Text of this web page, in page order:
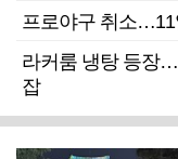
프로야구 취소…11
라커룸 냉탕 등장
잡